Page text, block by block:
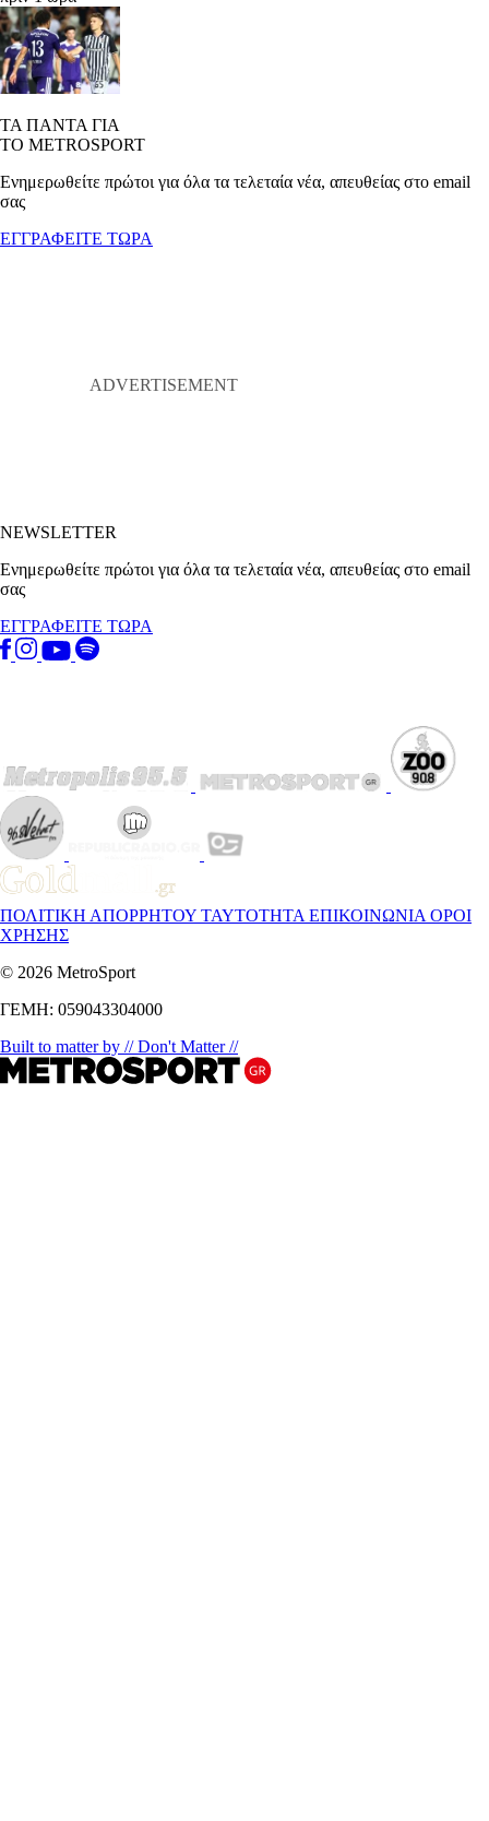
ΤΑ ΠΑΝΤΑ ΓΙΑ
ΤΟ METROSPORT
Ενημερωθείτε πρώτοι για όλα τα τελεταία νέα, απευθείας στο email
σας
ΕΓΓΡΑΦΕΙΤΕ ΤΩΡΑ
NEWSLETTER
Ενημερωθείτε πρώτοι για όλα τα τελεταία νέα, απευθείας στο email
σας
ΕΓΓΡΑΦΕΙΤΕ ΤΩΡΑ
ΠΟΛΙΤΙΚΗ ΑΠΟΡΡΗΤΟΥ ΤΑΥΤΟΤΗΤΑ ΕΠΙΚΟΙΝΩΝΙΑ ΟΡΟΙ
ΧΡΗΣΗΣ
© 2026 MetroSport
ΓΕΜΗ: 059043304000
Built to matter by // Don't Matter //